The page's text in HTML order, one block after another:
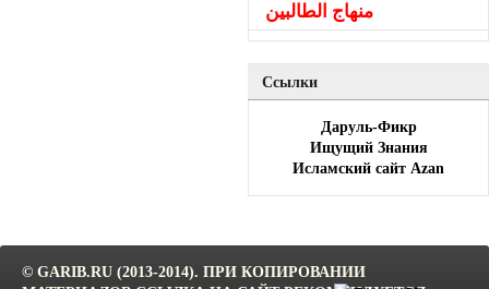
منهاج الطالبين
Ссылки
Даруль-Фикр
Ищущий Знания
Исламский сайт Azan
© GARIB.RU (2013-2014). ПРИ КОПИРОВАНИИ